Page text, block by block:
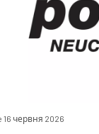
16 червня 2026